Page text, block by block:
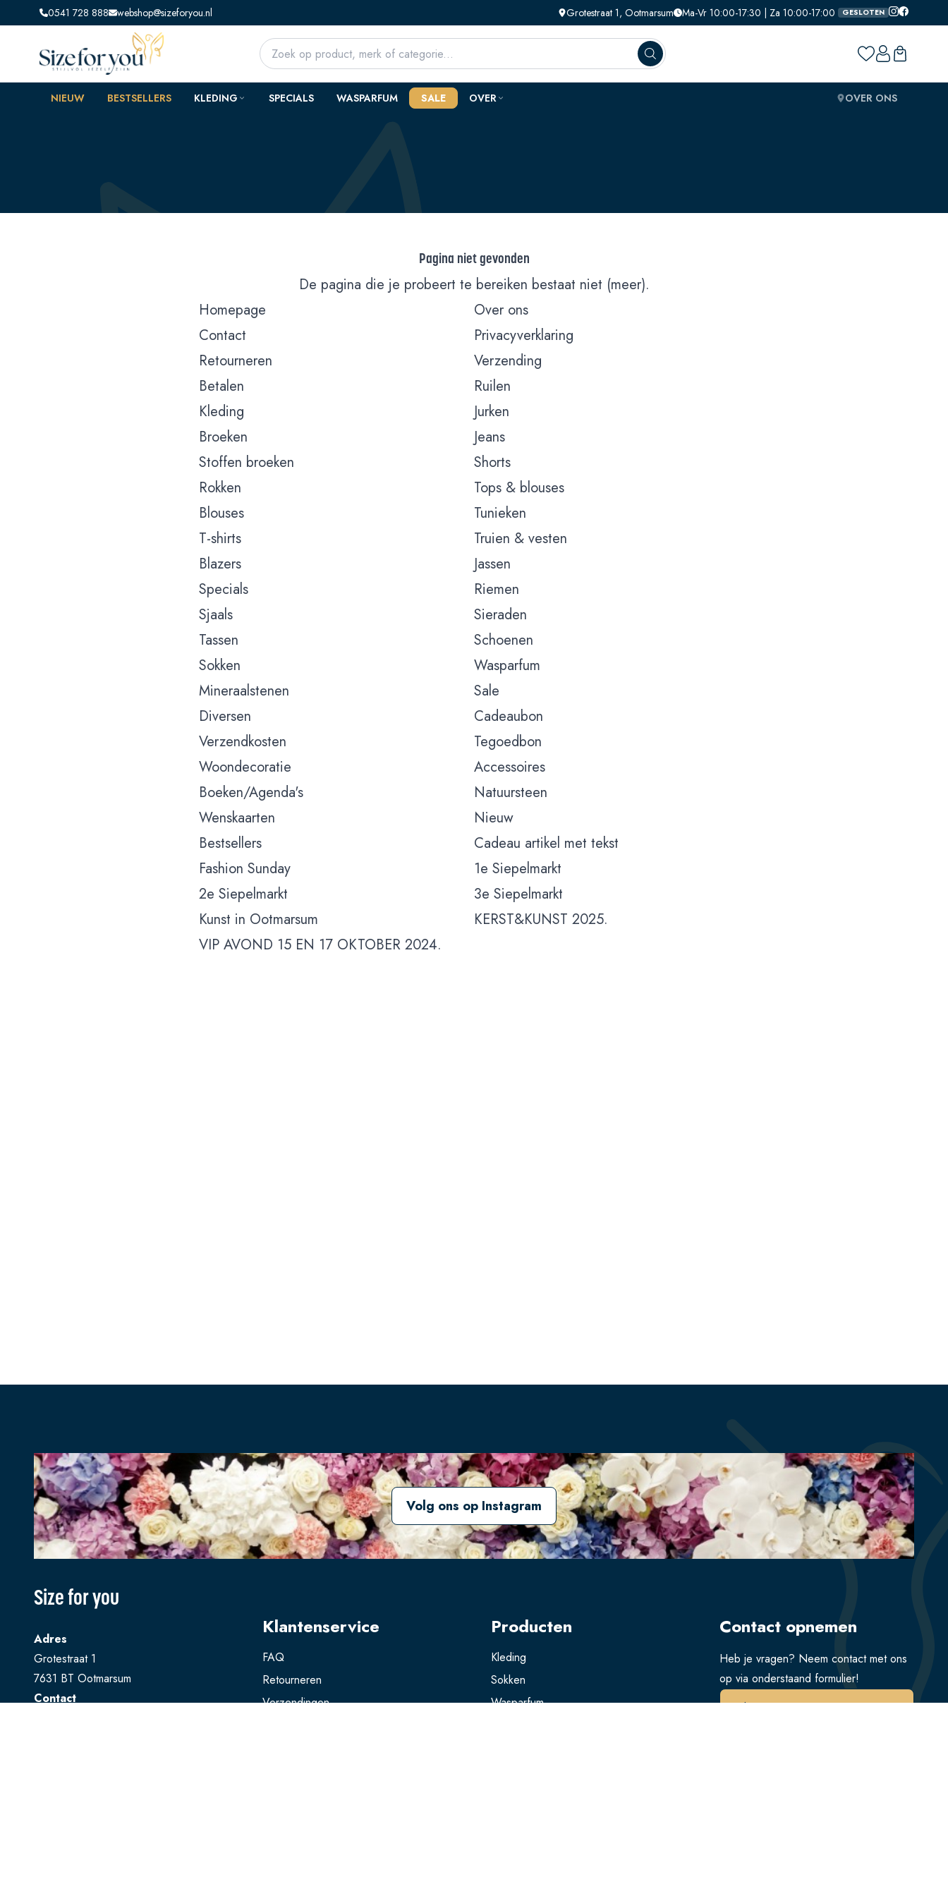
0541 728 888 webshop@sizeforyou.nl Grotestraat 1, Ootmarsum Ma-Vr 10:00-17:30 | Za 10:00-17:00 GESLOTEN
NIEUW BESTSELLERS KLEDING SPECIALS WASPARFUM SALE OVER OVER ONS
Pagina niet gevonden
De pagina die je probeert te bereiken bestaat niet (meer).
Homepage
Over ons
Contact
Privacyverklaring
Retourneren
Verzending
Betalen
Ruilen
Kleding
Jurken
Broeken
Jeans
Stoffen broeken
Shorts
Rokken
Tops & blouses
Blouses
Tunieken
T-shirts
Truien & vesten
Blazers
Jassen
Specials
Riemen
Sjaals
Sieraden
Tassen
Schoenen
Sokken
Wasparfum
Mineraalstenen
Sale
Diversen
Cadeaubon
Verzendkosten
Tegoedbon
Woondecoratie
Accessoires
Boeken/Agenda's
Natuursteen
Wenskaarten
Nieuw
Bestsellers
Cadeau artikel met tekst
Fashion Sunday
1e Siepelmarkt
2e Siepelmarkt
3e Siepelmarkt
Kunst in Ootmarsum
KERST&KUNST 2025.
VIP AVOND 15 EN 17 OKTOBER 2024.
Volg ons op Instagram
Size for you
Adres
Grotestraat 1
7631 BT Ootmarsum
Contact
Klantenservice
FAQ
Retourneren
Verzendingen
Producten
Kleding
Sokken
Wasparfum
Contact opnemen
Heb je vragen? Neem contact met ons
op via onderstaand formulier!